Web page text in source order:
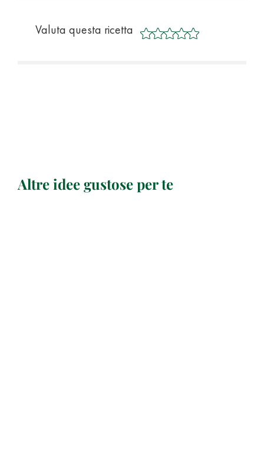
Valuta questa ricetta
Altre idee gustose per te